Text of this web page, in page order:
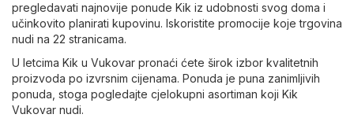
pregledavati najnovije ponude Kik iz udobnosti svog doma i
učinkovito planirati kupovinu. Iskoristite promocije koje trgovina
nudi na 22 stranicama.
U letcima Kik u Vukovar pronaći ćete širok izbor kvalitetnih
proizvoda po izvrsnim cijenama. Ponuda je puna zanimljivih
ponuda, stoga pogledajte cjelokupni asortiman koji Kik
Vukovar nudi.